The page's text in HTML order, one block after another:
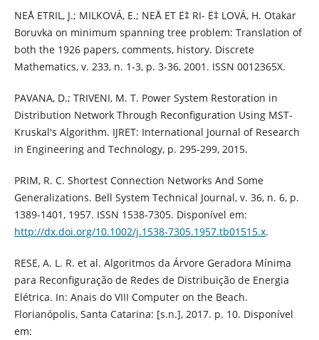
NEÅ ETRIL, J.; MILKOVÁ, E.; NEÅ ET Ë‡ RI- Ë‡ LOVÁ, H. Otakar
Boruvka on minimum spanning tree problem: Translation of
both the 1926 papers, comments, history. Discrete
Mathematics, v. 233, n. 1-3, p. 3-36, 2001. ISSN 0012365X.
PAVANA, D.; TRIVENI, M. T. Power System Restoration in
Distribution Network Through Reconfiguration Using MST-
Kruskal's Algorithm. IJRET: International Journal of Research
in Engineering and Technology, p. 295-299, 2015.
PRIM, R. C. Shortest Connection Networks And Some
Generalizations. Bell System Technical Journal, v. 36, n. 6, p.
1389-1401, 1957. ISSN 1538-7305. Disponível em:
http://dx.doi.org/10.1002/j.1538-7305.1957.tb01515.x.
RESE, A. L. R. et al. Algoritmos da Árvore Geradora Mínima
para Reconfiguração de Redes de Distribuição de Energia
Elétrica. In: Anais do VIII Computer on the Beach.
Florianópolis, Santa Catarina: [s.n.], 2017. p. 10. Disponível
em: